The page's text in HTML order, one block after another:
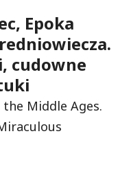
Epoka
cudowne
Middle Ages.